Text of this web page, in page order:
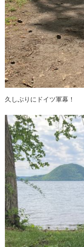
久しぶりにドイツ軍幕！